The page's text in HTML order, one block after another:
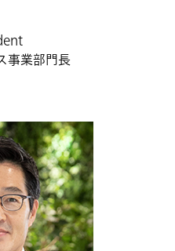
事業部門長